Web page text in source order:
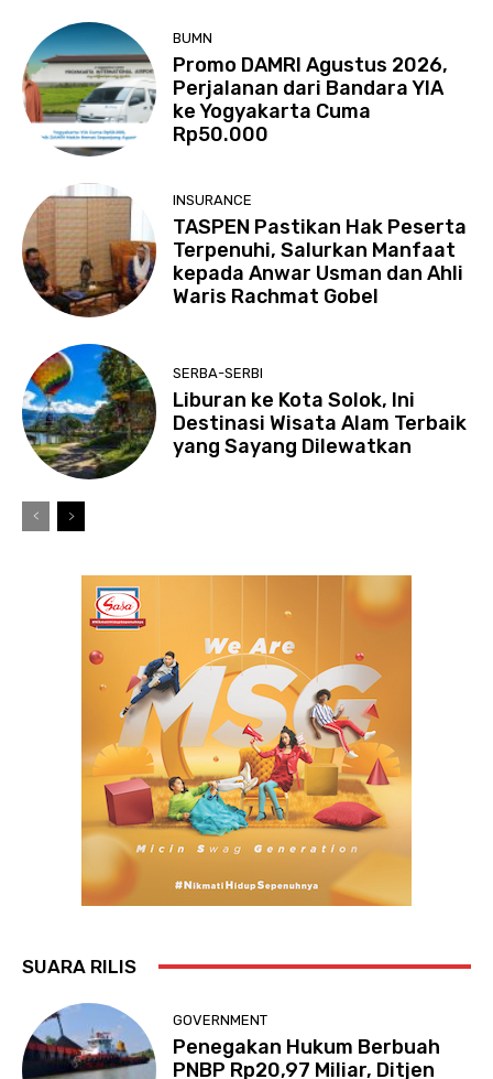
BUMN
Promo DAMRI Agustus 2026,
Perjalanan dari Bandara YIA
ke Yogyakarta Cuma
Rp50.000
INSURANCE
TASPEN Pastikan Hak Peserta
Terpenuhi, Salurkan Manfaat
kepada Anwar Usman dan Ahli
Waris Rachmat Gobel
SERBA-SERBI
Liburan ke Kota Solok, Ini
Destinasi Wisata Alam Terbaik
yang Sayang Dilewatkan
SUARA RILIS
GOVERNMENT
Penegakan Hukum Berbuah
PNBP Rp20,97 Miliar, Ditjen